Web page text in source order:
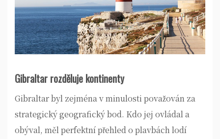
Gibraltar rozděluje kontinenty
Gibraltar byl zejména v minulosti považován za
strategický geografický bod. Kdo jej ovládal a
obýval, měl perfektní přehled o plavbách lodí